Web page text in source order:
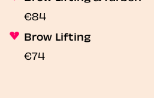
€84
Brow Lifting
€74